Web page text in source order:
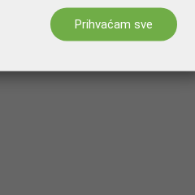
Prihvaćam sve